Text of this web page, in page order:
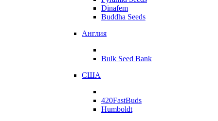
Dinafem
Buddha Seeds
Англия
Bulk Seed Bank
США
420FastBuds
Humboldt